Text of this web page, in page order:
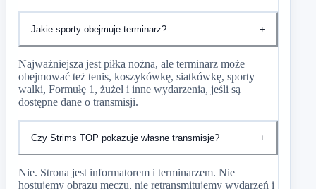
Jakie sporty obejmuje terminarz? +
Najważniejsza jest piłka nożna, ale terminarz może
obejmować też tenis, koszykówkę, siatkówkę, sporty
walki, Formułę 1, żużel i inne wydarzenia, jeśli są
dostępne dane o transmisji.
Czy Strims TOP pokazuje własne transmisje? +
Nie. Strona jest informatorem i terminarzem. Nie
hostujemy obrazu meczu, nie retransmitujemy wydarzeń i